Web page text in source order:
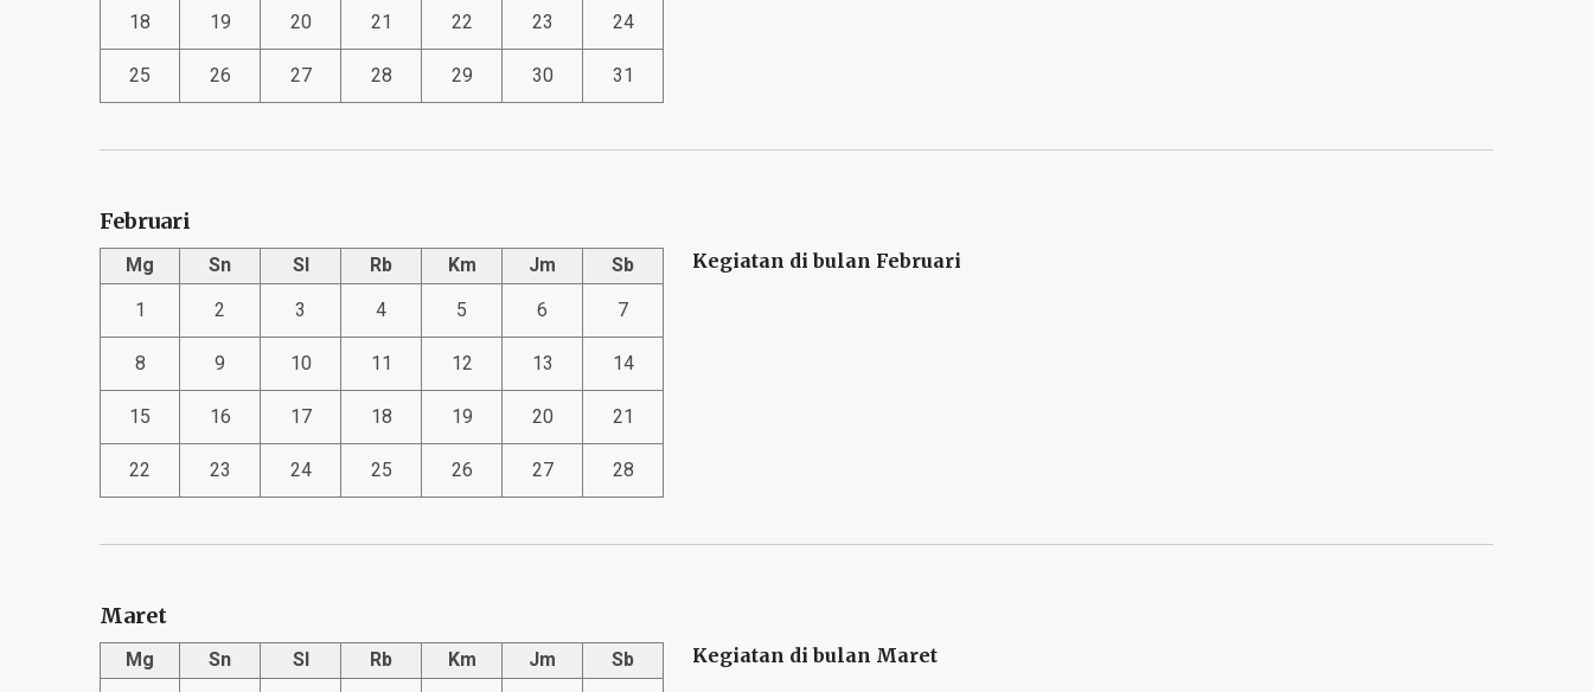
18 19 20 21 22 23 24
25 26 27 28 29 30 31
Februari
Mg Sn Sl Rb Km Jm
Sb
1
2 3 4 5 6 7
8 9 10 11 12 13 14
15 16 17 18 19 20 21
22 23 24 25 26 27 28
Kegiatan di bulan Februari
Maret
Mg Sn Sl Rb Km Jm
Sb
Kegiatan di bulan Maret